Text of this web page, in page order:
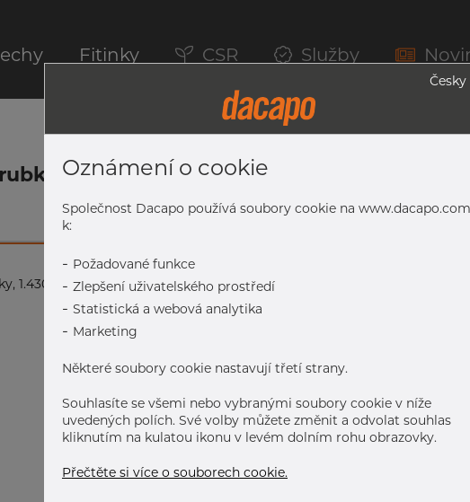
Fitinky CSR Služby
1.4301/1.4307, EN 10296-2, Nežíhaná,
1.4301/1.4307, EN 10296-2, nežíhaná, nebroušený
Česky
Oznámení o cookie
Společnost Dacapo používá soubory cookie na www.dacapo.com
k:
- Požadované funkce
- Zlepšení uživatelského prostředí
- Statistická a webová analytika
- Marketing
Některé soubory cookie nastavují třetí strany.
Souhlasíte se všemi nebo vybranými soubory cookie v níže
uvedených polích. Své volby můžete změnit a odvolat souhlas
kliknutím na kulatou ikonu v levém dolním rohu obrazovky.
Přečtěte si více o souborech cookie.